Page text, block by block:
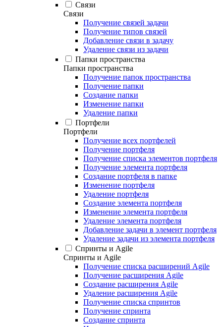
Связи
Связи
Получение связей задачи
Получение типов связей
Добавление связи в задачу
Удаление связи из задачи
Папки пространства
Папки пространства
Получение папок пространства
Получение папки
Создание папки
Изменение папки
Удаление папки
Портфели
Портфели
Получение всех портфелей
Получение портфеля
Получение списка элементов портфеля
Получение элемента портфеля
Создание портфеля в папке
Изменение портфеля
Удаление портфеля
Создание элемента портфеля
Изменение элемента портфеля
Удаление элемента портфеля
Добавление задачи в элемент портфеля
Удаление задачи из элемента портфеля
Спринты и Agile
Спринты и Agile
Получение списка расширений Agile
Получение расширения Agile
Создание расширения Agile
Удаление расширения Agile
Получение списка спринтов
Получение спринта
Создание спринта